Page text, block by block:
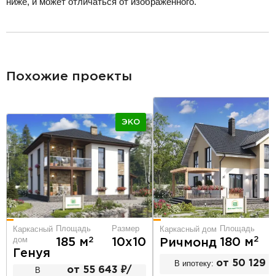
Похожие проекты
ЭКО
Каркасный
дом
Генуя
Площадь
185 м2
Размер
10х10
В
от 55 643 ₽/
Каркасный дом
Ричмонд
Площадь
180 м2
В ипотеку: от 50 129